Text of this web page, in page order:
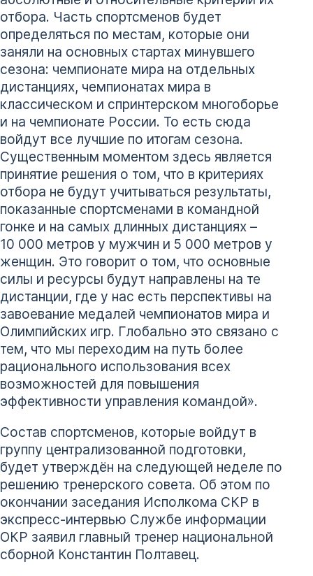
отбора. Часть спортсменов будет
определяться по местам, которые они
заняли на основных стартах минувшего
сезона: чемпионате мира на отдельных
дистанциях, чемпионатах мира в
классическом и спринтерском многоборье
и на чемпионате России. То есть сюда
войдут все лучшие по итогам сезона.
Существенным моментом здесь является
принятие решения о том, что в критериях
отбора не будут учитываться результаты,
показанные спортсменами в командной
гонке и на самых длинных дистанциях –
10 000 метров у мужчин и 5 000 метров у
женщин. Это говорит о том, что основные
силы и ресурсы будут направлены на те
дистанции, где у нас есть перспективы на
завоевание медалей чемпионатов мира и
Олимпийских игр. Глобально это связано с
тем, что мы переходим на путь более
рационального использования всех
возможностей для повышения
эффективности управления командой».
Состав спортсменов, которые войдут в
группу централизованной подготовки,
будет утверждён на следующей неделе по
решению тренерского совета. Об этом по
окончании заседания Исполкома СКР в
экспресс-интервью Службе информации
ОКР заявил главный тренер национальной
сборной Константин Полтавец.